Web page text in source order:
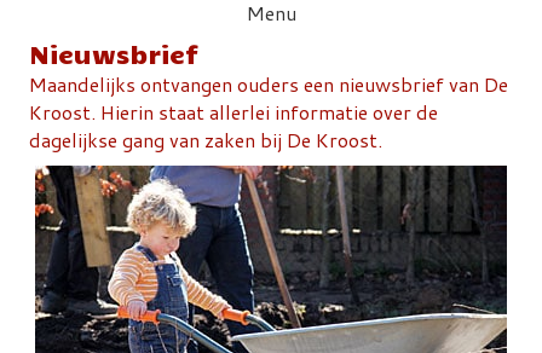
Menu
Nieuwsbrief
Maandelijks ontvangen ouders een nieuwsbrief van De
Kroost. Hierin staat allerlei informatie over de
dagelijkse gang van zaken bij De Kroost.